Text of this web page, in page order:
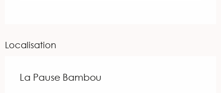
Localisation
La Pause Bambou